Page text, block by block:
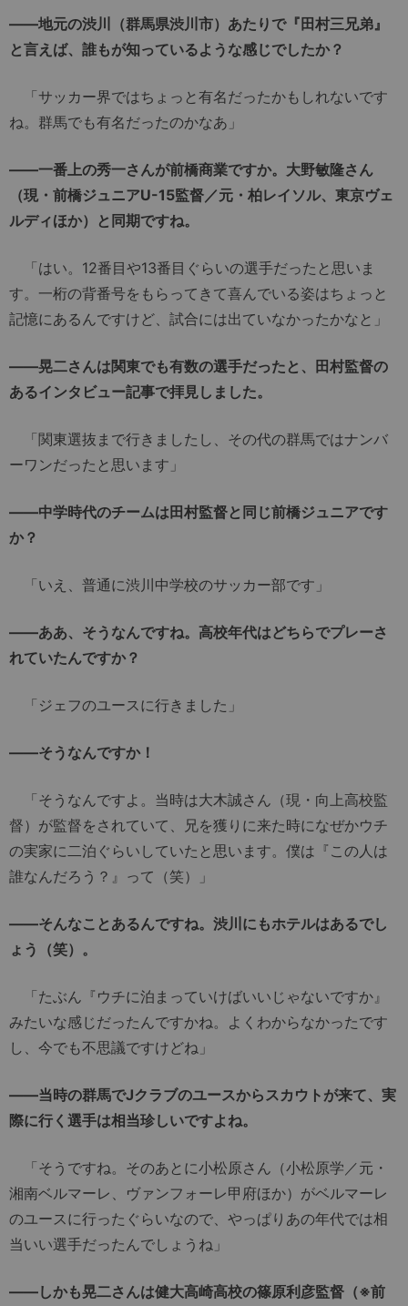
――地元の渋川（群馬県渋川市）あたりで『田村三兄弟』
と言えば、誰もが知っているような感じでしたか？
「サッカー界ではちょっと有名だったかもしれないです
ね。群馬でも有名だったのかなあ」
――一番上の秀一さんが前橋商業ですか。大野敏隆さん
（現・前橋ジュニアU-15監督／元・柏レイソル、東京ヴェ
ルディほか）と同期ですね。
「はい。12番目や13番目ぐらいの選手だったと思いま
す。一桁の背番号をもらってきて喜んでいる姿はちょっと
記憶にあるんですけど、試合には出ていなかったかなと」
――晃二さんは関東でも有数の選手だったと、田村監督の
あるインタビュー記事で拝見しました。
「関東選抜まで行きましたし、その代の群馬ではナンバ
ーワンだったと思います」
――中学時代のチームは田村監督と同じ前橋ジュニアです
か？
「いえ、普通に渋川中学校のサッカー部です」
――ああ、そうなんですね。高校年代はどちらでプレーさ
れていたんですか？
「ジェフのユースに行きました」
――そうなんですか！
「そうなんですよ。当時は大木誠さん（現・向上高校監
督）が監督をされていて、兄を獲りに来た時になぜかウチ
の実家に二泊ぐらいしていたと思います。僕は『この人は
誰なんだろう？』って（笑）」
――そんなことあるんですね。渋川にもホテルはあるでし
ょう（笑）。
「たぶん『ウチに泊まっていけばいいじゃないですか』
みたいな感じだったんですかね。よくわからなかったです
し、今でも不思議ですけどね」
――当時の群馬でJクラブのユースからスカウトが来て、実
際に行く選手は相当珍しいですよね。
「そうですね。そのあとに小松原さん（小松原学／元・
湘南ベルマーレ、ヴァンフォーレ甲府ほか）がベルマーレ
のユースに行ったぐらいなので、やっぱりあの年代では相
当いい選手だったんでしょうね」
――しかも晃二さんは健大高崎高校の篠原利彦監督（※前